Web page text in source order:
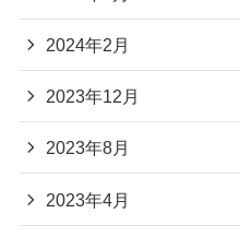
2024年2月
2023年12月
2023年8月
2023年4月